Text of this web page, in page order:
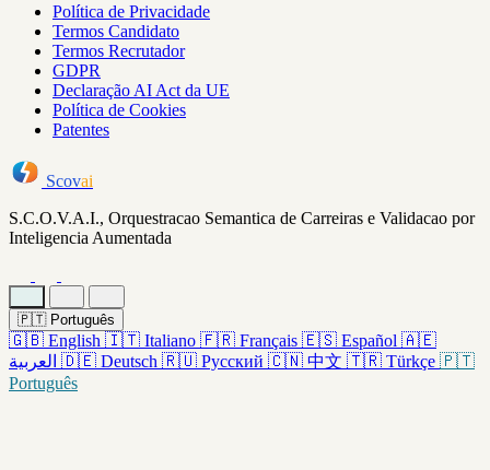
Política de Privacidade
Termos Candidato
Termos Recrutador
GDPR
Declaração AI Act da UE
Política de Cookies
Patentes
Scovai
S.C.O.V.A.I., Orquestracao Semantica de Carreiras e Validacao por
Inteligencia Aumentada
🇵🇹 Português
🇬🇧 English 🇮🇹 Italiano 🇫🇷 Français 🇪🇸 Español 🇦🇪
العربية 🇩🇪 Deutsch 🇷🇺 Русский 🇨🇳 中文 🇹🇷 Türkçe 🇵🇹
Português